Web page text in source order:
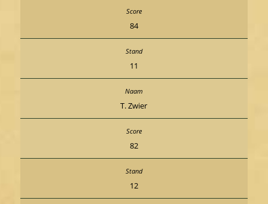
84
11
T. Zwier
82
12